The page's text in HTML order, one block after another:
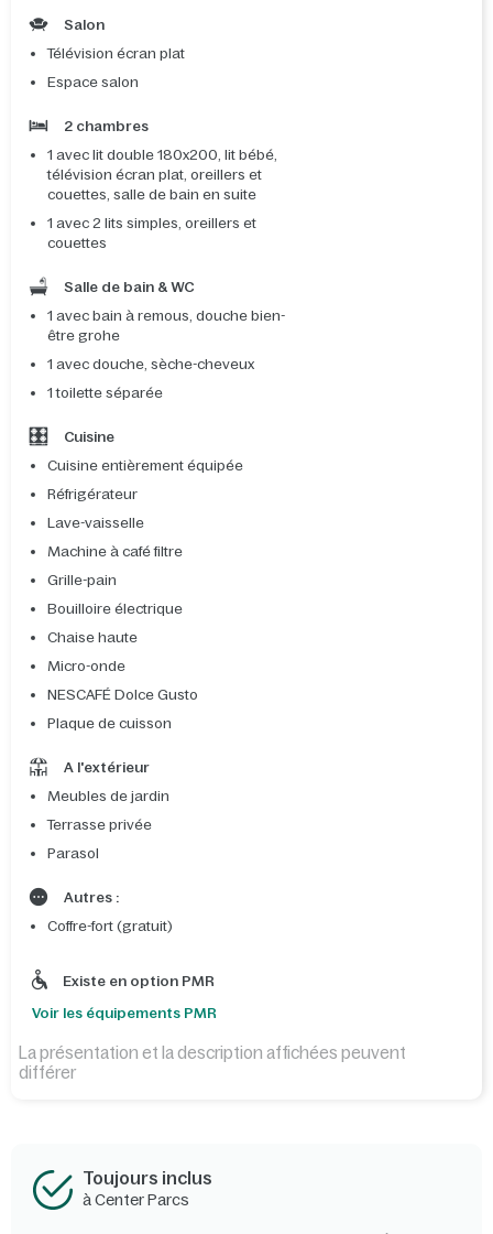
Salon
Télévision écran plat
Espace salon
2 chambres
1 avec lit double 180x200, lit bébé,
télévision écran plat, oreillers et
couettes, salle de bain en suite
1 avec 2 lits simples, oreillers et
couettes
Salle de bain & WC
1 avec bain à remous, douche bien-
être grohe
1 avec douche, sèche-cheveux
1 toilette séparée
Cuisine
Cuisine entièrement équipée
Réfrigérateur
Lave-vaisselle
Machine à café filtre
Grille-pain
Bouilloire électrique
Chaise haute
Micro-onde
NESCAFÉ Dolce Gusto
Plaque de cuisson
A l'extérieur
Meubles de jardin
Terrasse privée
Parasol
Autres :
Coffre-fort (gratuit)
Existe en option PMR
Voir les équipements PMR
La présentation et la description affichées peuvent
différer
Toujours inclus
à Center Parcs